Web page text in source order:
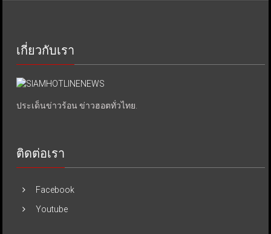
เกี่ยวกับเรา
ประเด็นข่าวร้อน ข่าวฮอตทั่วไทย.
ติดต่อเรา
Facebook
Youtube